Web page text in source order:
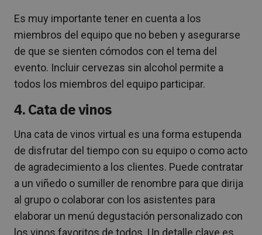
Es muy importante tener en cuenta a los
miembros del equipo que no beben y asegurarse
de que se sienten cómodos con el tema del
evento. Incluir cervezas sin alcohol permite a
todos los miembros del equipo participar.
4. Cata de vinos
Una cata de vinos virtual es una forma estupenda
de disfrutar del tiempo con su equipo o como acto
de agradecimiento a los clientes. Puede contratar
a un viñedo o sumiller de renombre para que dirija
al grupo o colaborar con los asistentes para
elaborar un menú degustación personalizado con
los vinos favoritos de todos. Un detalle clave es